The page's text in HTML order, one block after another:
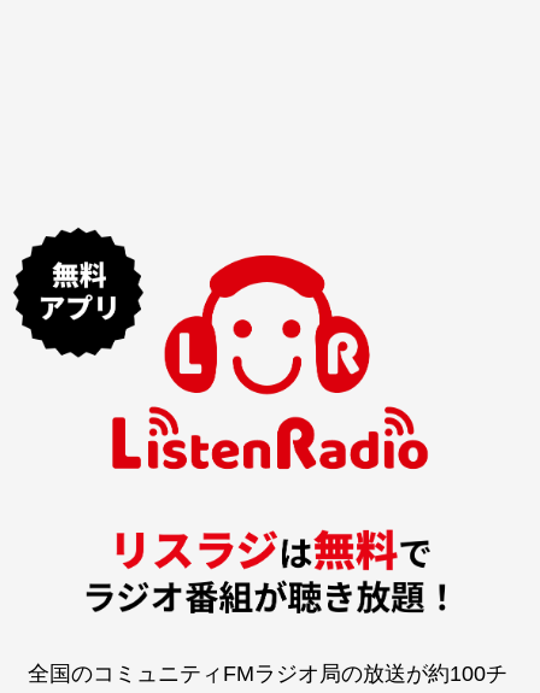
全国のコミュニティFMラジオ局の放送が約100チ